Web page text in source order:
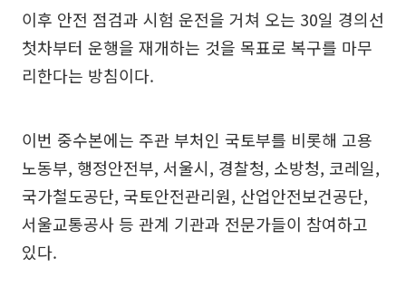
이후 안전 점검과 시험 운전을 거쳐 오는 30일 경의선
첫차부터 운행을 재개하는 것을 목표로 복구를 마무
리한다는 방침이다.
이번 중수본에는 주관 부처인 국토부를 비롯해 고용
노동부, 행정안전부, 서울시, 경찰청, 소방청, 코레일,
국가철도공단, 국토안전관리원, 산업안전보건공단,
서울교통공사 등 관계 기관과 전문가들이 참여하고
있다.